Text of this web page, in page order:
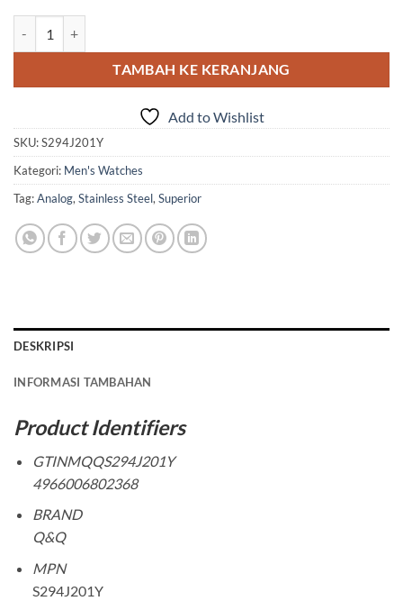
TAMBAH KE KERANJANG
Add to Wishlist
SKU:S294J201Y
Kategori: Men's Watches
Tag:Analog,Stainless Steel,Superior
DESKRIPSI
INFORMASI TAMBAHAN
Product Identifiers
GTINMQQS294J201Y
4966006802368
BRAND
Q&Q
MPN
S294J201Y